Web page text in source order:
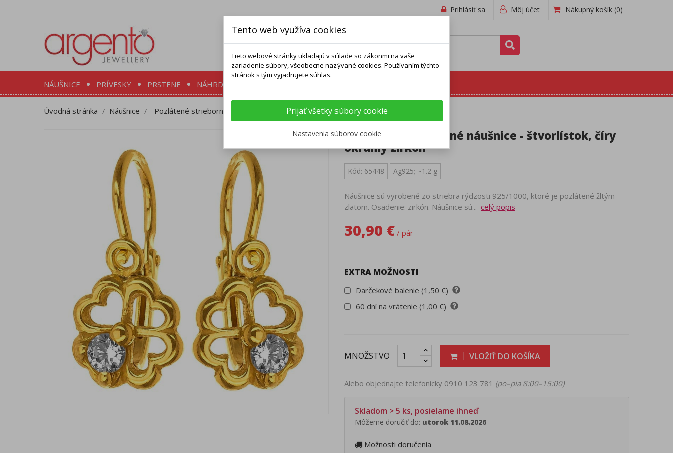
Môj účet
Prihlásiť sa Nákupný košík (0)
NÁUŠNICE PRÍVESKY PRSTENE NÁHRDELNÍKY
Úvodná stránka Náušnice Pozlátené strieborné náušnice - štvorlístok, číry okrúhly zirkón
Pozlátené strieborné náušnice - štvorlístok, číry
okrúhly zirkón
Kód: 65448 Ag925; ~1.2 g
Náušnice sú vyrobené zo striebra rýdzosti 925/1000, ktoré je pozlátené žltým
zlatom. Osadenie: zirkón. Náušnice sú... celý popis
30,90 € / pár
EXTRA MOŽNOSTI
Darčekové balenie (1,50 €)
60 dní na vrátenie (1,00 €)
MNOŽSTVO VLOŽIŤ DO KOŠÍKA
Alebo objednajte telefonicky 0910 123 781 (po–pia 8:00–15:00)
Skladom > 5 ks, posielame ihneď
Môžeme doručiť do: utorok 11.08.2026
Možnosti doručenia
Tento web využíva cookies
Tieto webové stránky ukladajú v súlade so zákonmi na vaše
zariadenie súbory, všeobecne nazývané cookies. Používaním týchto
stránok s tým vyjadrujete súhlas.
Prijať všetky súbory cookie
Nastavenia súborov cookie